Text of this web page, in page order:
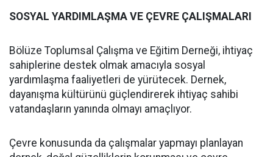
SOSYAL YARDIMLAŞMA VE ÇEVRE ÇALIŞMALARI
Bölüze Toplumsal Çalışma ve Eğitim Derneği, ihtiyaç
sahiplerine destek olmak amacıyla sosyal
yardımlaşma faaliyetleri de yürütecek. Dernek,
dayanışma kültürünü güçlendirerek ihtiyaç sahibi
vatandaşların yanında olmayı amaçlıyor.
Çevre konusunda da çalışmalar yapmayı planlayan